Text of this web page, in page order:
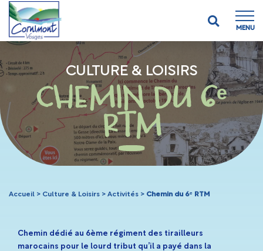
MENU
CULTURE & LOISIRS
CHEMIN DU 6ᵉ
RTM
Accueil > Culture & Loisirs > Activités > Chemin du 6ᵉ RTM
Chemin dédié au 6ème régiment des tirailleurs
marocains pour le lourd tribut qu’il a payé dans la